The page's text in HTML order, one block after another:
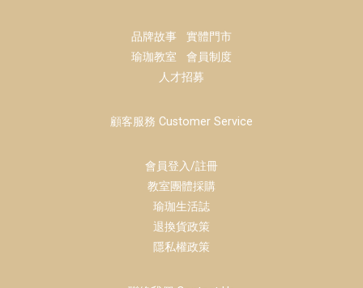
品牌故事 實體門市
瑜珈教室 會員制度
人才招募
顧客服務 Customer Service
會員登入/註冊
教室團體採購
瑜珈生活誌
退換貨政策
隱私權政策